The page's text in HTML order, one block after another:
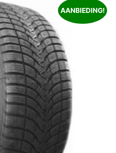
AANBIEDING!